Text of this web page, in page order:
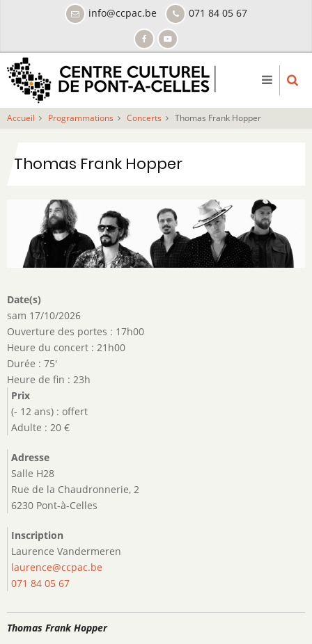
principal
info@ccpac.be 071 84 05 67
Accueil Programmations Concerts Thomas Frank Hopper
Thomas Frank Hopper
Date(s)
sam 17/10/2026
Ouverture des portes : 17h00
Heure du concert : 21h00
Durée : 75'
Heure de fin : 23h
Prix
(- 12 ans) : offert
Adulte : 20 €
Adresse
Salle H28
Rue de la Chaudronnerie, 2
6230 Pont-à-Celles
Inscription
Laurence Vandermeren
laurence@ccpac.be
071 84 05 67
Thomas Frank Hopper